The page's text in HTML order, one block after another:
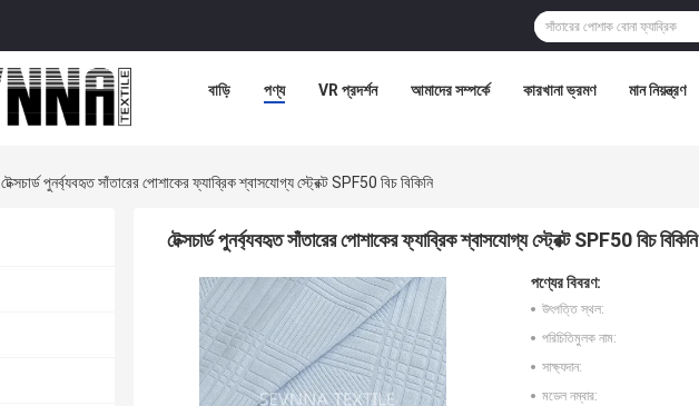
বাড়ি পণ্য VR প্রদর্শন আমাদের সম্পর্কে কারখানা ভ্রমণ মান নিয়ন্ত্রণ
টেক্সচার্ড পুনর্ব্যবহৃত সাঁতারের পোশাকের ফ্যাব্রিক শ্বাসযোগ্য স্ট্রেক্ট SPF50 বিচ বিকিনি
টেক্সচার্ড পুনর্ব্যবহৃত সাঁতারের পোশাকের ফ্যাব্রিক শ্বাসযোগ্য স্ট্রেক্ট SPF50 বিচ বিকিনি
পণ্যের বিবরণ:
উৎপত্তি স্থল:
পরিচিতিমুলক নাম:
সাক্ষ্যদান:
মডেল নম্বার: